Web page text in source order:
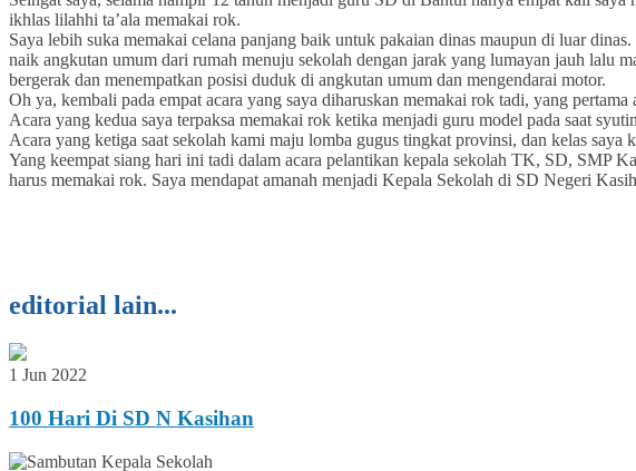
ikhlas lilahhi ta’ala memakai rok.
Saya lebih suka memakai celana panjang baik untuk pakaian dinas maupun di luar
naik angkutan umum dari rumah menuju sekolah dengan jarak yang lumayan jauh lalu
bergerak dan menempatkan posisi duduk di angkutan umum dan mengendarai motor.
Oh ya, kembali pada empat acara yang saya diharuskan memakai rok tadi, yang
Acara yang kedua saya terpaksa memakai rok ketika menjadi guru model pada saat
Acara yang ketiga saat sekolah kami maju lomba gugus tingkat provinsi, dan kelas saya
Yang keempat siang hari ini tadi dalam acara pelantikan kepala sekolah TK, SD, SMP
harus memakai rok. Saya mendapat amanah menjadi Kepala Sekolah di SD Negeri
editorial lain...
1 Jun 2022
100 Hari Di SD N Kasihan